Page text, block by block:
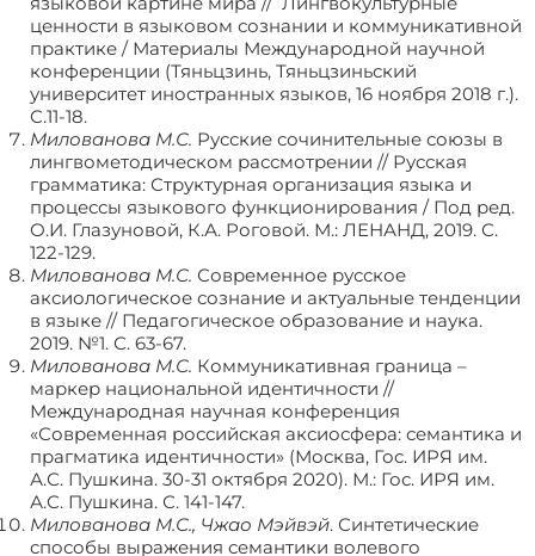
ценности в языковом сознании и коммуникативной
практике / Материалы Международной научной
конференции (Тяньцзинь, Тяньцзиньский
университет иностранных языков, 16 ноября 2018 г.).
С.11-18.
Милованова М.С. Русские сочинительные союзы в
лингвометодическом рассмотрении // Русская
грамматика: Структурная организация языка и
процессы языкового функционирования / Под ред.
О.И. Глазуновой, К.А. Роговой. М.: ЛЕНАНД, 2019. С.
122-129.
Милованова М.С. Современное русское
аксиологическое сознание и актуальные тенденции
в языке // Педагогическое образование и наука.
2019. №1. С. 63-67.
Милованова М.С. Коммуникативная граница –
маркер национальной идентичности //
Международная научная конференция
«Современная российская аксиосфера: семантика и
прагматика идентичности» (Москва, Гос. ИРЯ им.
А.С. Пушкина. 30-31 октября 2020). М.: Гос. ИРЯ им.
А.С. Пушкина. С. 141-147.
Милованова М.С., Чжао Мэйвэй. Синтетические
способы выражения семантики волевого